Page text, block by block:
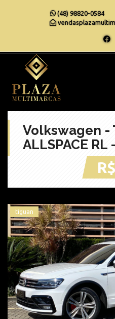
(48) 98820-0584
Volkswagen
ALLSPACE RL
tiguan